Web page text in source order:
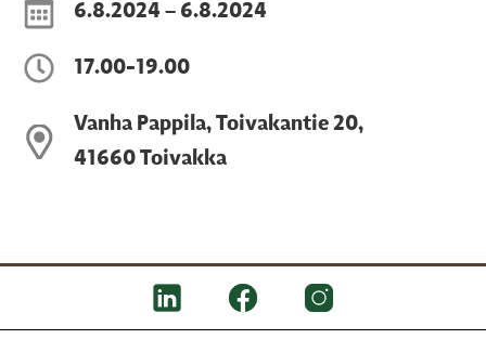
6.8.2024 – 6.8.2024
17.00-19.00
Vanha Pappila, Toivakantie 20,
41660 Toivakka